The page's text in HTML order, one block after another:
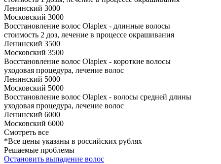
Ленинский 3000
Московский 3000
Восстановление волос Olaplex - длинные волосы
стоимость 2 доз, лечение в процессе окрашивания
Ленинский 3500
Московский 3500
Восстановление волос Olaplex - короткие волосы
уходовая процедура, лечение волос
Ленинский 5000
Московский 5000
Восстановление волос Olaplex - волосы средней длины
уходовая процедура, лечение волос
Ленинский 6000
Московский 6000
Смотреть все
*Все цены указаны в российских рублях
Решаемые проблемы
Остановить выпадение волос